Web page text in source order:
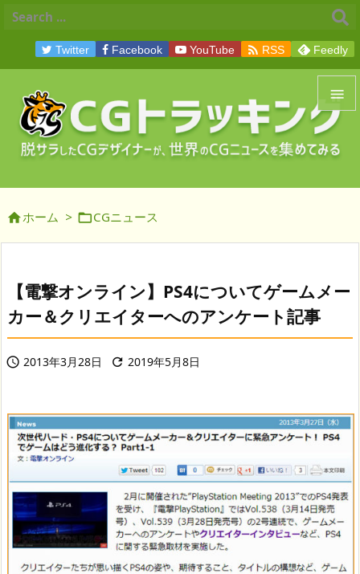


メニュ
前へ
次へ
Twitter Facebook YouTube  RSS Feedly
ホーム > CGニュース
【電撃オンライン】PS4についてゲームメー
カー＆クリエイターへのアンケート記事
 2013年3月28日  2019年5月8日